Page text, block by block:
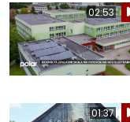
02:53
01:37